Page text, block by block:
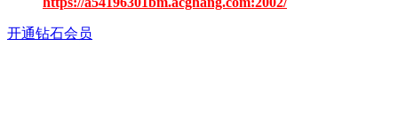
开通钻石会员